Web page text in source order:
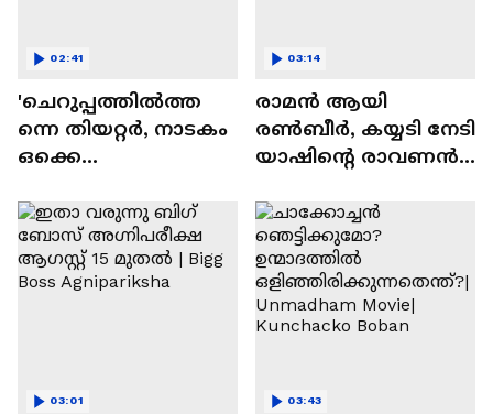
'ചെറുപ്പത്തിൽത്ത
ന്നെ തിയറ്റർ, നാടകം
ഒക്കെ
ചെയ്യാനുള്ള
ആത്മവിശ്വാസമുണ്ടാ
യിരുന്നില്ല'
02:41
രാമന്‍ ആയി
രൺബീർ, കയ്യടി നേടി
യാഷിന്റെ രാവണൻ;
രാമായണ ട്രെയിലർ
എത്തി | Ramayana
Movie
03:14
03:01 03:43